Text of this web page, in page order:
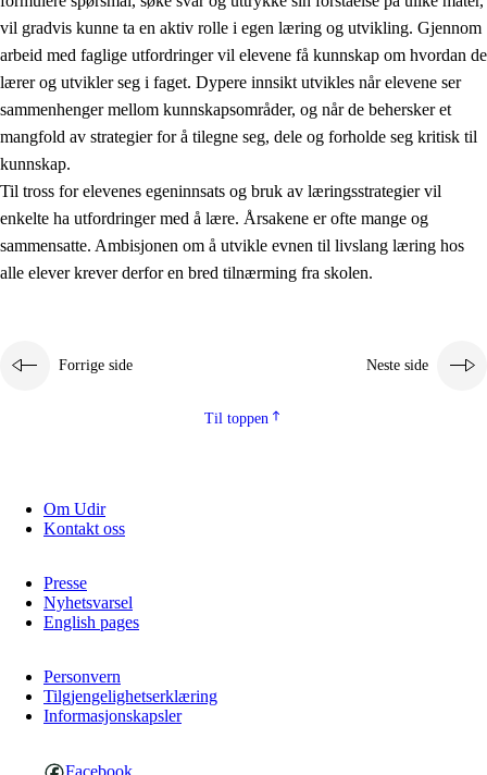
2.3 Grunnleggende ferdigheter
Å lære å lære
Tverrfaglige temaer
vil gradvis kunne ta en aktiv rolle i egen læring og utvikling. Gjennom
arbeid med faglige utfordringer vil elevene få kunnskap om hvordan de
lærer og utvikler seg i faget. Dypere innsikt utvikles når elevene ser
sammenhenger mellom kunnskapsområder, og når de behersker et
mangfold av strategier for å tilegne seg, dele og forholde seg kritisk til
kunnskap.
Til tross for elevenes egeninnsats og bruk av læringsstrategier vil
enkelte ha utfordringer med å lære. Årsakene er ofte mange og
sammensatte. Ambisjonen om å utvikle evnen til livslang læring hos
alle elever krever derfor en bred tilnærming fra skolen.
Forrige side Neste side
Til toppen
Om Udir
Kontakt oss
Presse
Nyhetsvarsel
English pages
Personvern
Tilgjengelighetserklæring
Informasjonskapsler